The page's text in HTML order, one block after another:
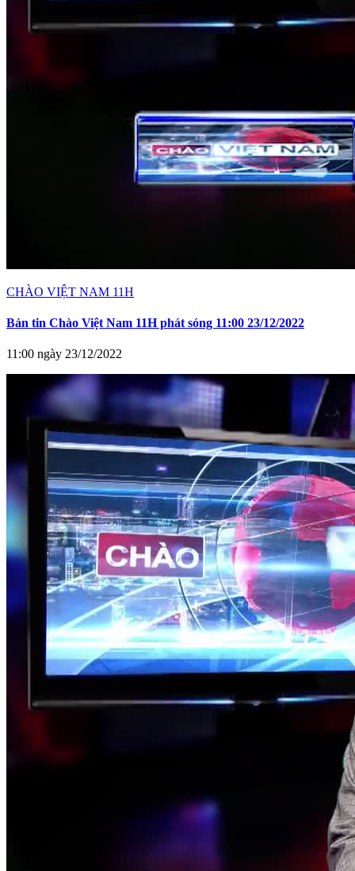
CHÀO VIỆT NAM 11H
Bản tin Chào Việt Nam 11H phát sóng 11:00 23/12/2022
11:00 ngày 23/12/2022